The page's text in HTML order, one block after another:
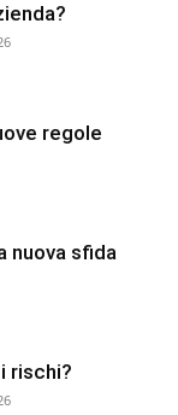
regole
nuova sfida
rischi?